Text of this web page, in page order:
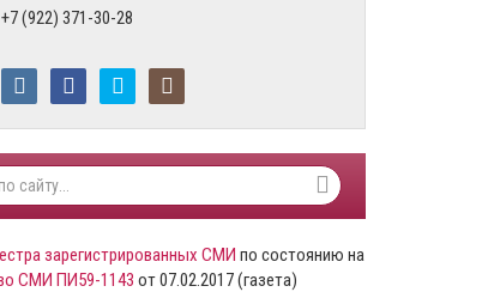
+7 (922) 371-30-28
зарегистрированных СМИ по состоянию на
СМИ ПИ59-1143 от 07.02.2017 (газета)